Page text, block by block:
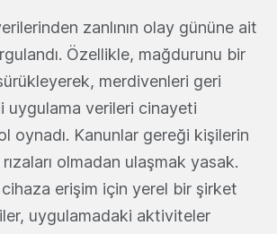
zanlının olay gününe ait
Özellikle, mağdurunu bir
merdivenleri geri
uygulama verileri cinayeti
oynadı. Kanunlar gereği kişilerin
olmadan ulaşmak yasak.
erişim için yerel bir şirket
uygulamadaki aktiviteler